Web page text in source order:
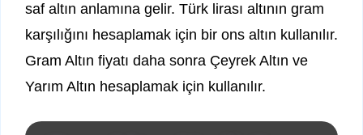
saf altın anlamına gelir. Türk lirası altının gram
karşılığını hesaplamak için bir ons altın kullanılır.
Gram Altın fiyatı daha sonra Çeyrek Altın ve
Yarım Altın hesaplamak için kullanılır.